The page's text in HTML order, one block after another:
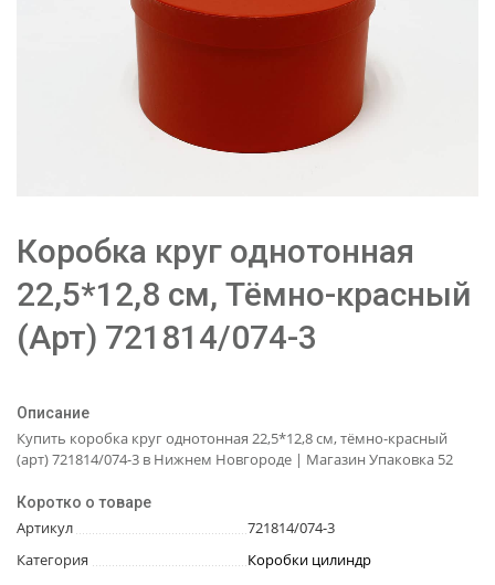
Коробка круг однотонная
22,5*12,8 см, Тёмно-красный
(Арт) 721814/074-3
Описание
Купить коробка круг однотонная 22,5*12,8 см, тёмно-красный
(арт) 721814/074-3 в Нижнем Новгороде | Магазин Упаковка 52
Коротко о товаре
Артикул
721814/074-3
Категория
Коробки цилиндр